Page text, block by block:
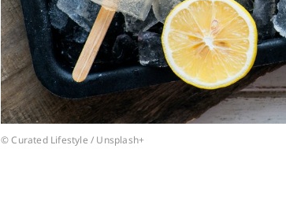
© Curated Lifestyle / Unsplash+